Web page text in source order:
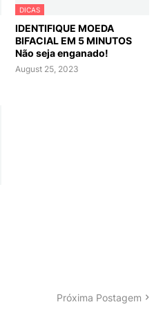
DICAS
IDENTIFIQUE MOEDA
BIFACIAL EM 5 MINUTOS
Não seja enganado!
August 25, 2023
Próxima Postagem